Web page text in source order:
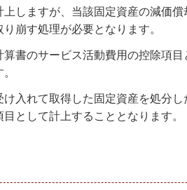
しますが、当該固定資産の減価
崩す処理が必要となります。
書のサービス活動費用の控除項
け入れて取得した固定資産を処分
として計上することとなります。